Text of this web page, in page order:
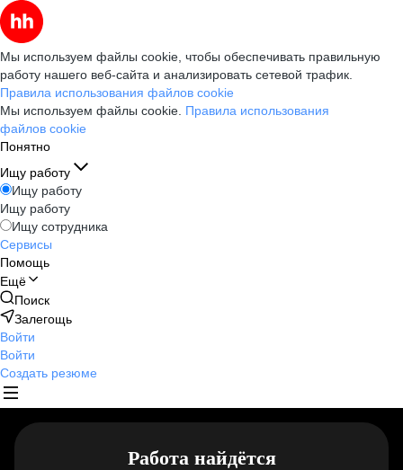
Мы используем файлы cookie, чтобы обеспечивать правильную
работу нашего веб-сайта и анализировать сетевой трафик.
Правила использования файлов cookie
Мы используем файлы cookie. Правила использования
файлов cookie
Понятно
Ищу работу
Ищу работу
Ищу работу
Ищу сотрудника
Сервисы
Помощь
Ещё
Поиск
Залегощь
Войти
Войти
Создать резюме
Работа найдётся